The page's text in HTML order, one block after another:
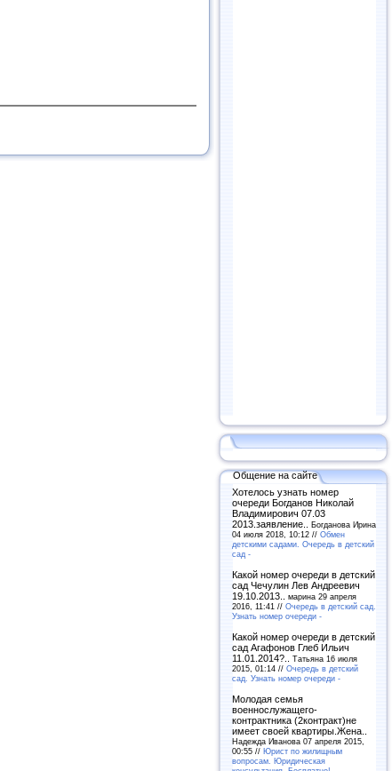
Общение на сайте
Хотелось узнать номер
очереди Богданов Николай
Владимирович 07.03
2013.заявление.. Богданова Ирина
04 июля 2018, 10:12 // Обмен
детскими садами. Очередь в детский
сад -
Какой номер очереди в детский
сад Чечулин Лев Андреевич
19.10.2013.. марина 29 апреля
2016, 11:41 // Очередь в детский сад.
Узнать номер очереди -
Какой номер очереди в детский
сад Агафонов Глеб Ильич
11.01.2014?.. Татьяна 16 июля
2015, 01:14 // Очередь в детский
сад. Узнать номер очереди -
Молодая семья
военнослужащего-
контрактника (2контракт)не
имеет своей квартиры.Жена..
Надежда Иванова 07 апреля 2015,
00:55 // Юрист по жилищным
вопросам. Юридическая